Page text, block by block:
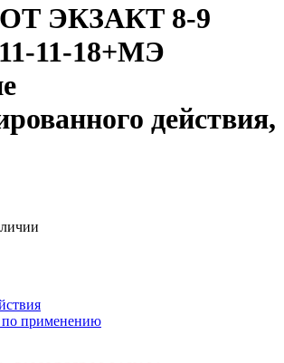
ЭКЗАКТ 8-9
11-18+МЭ
действия,
применению